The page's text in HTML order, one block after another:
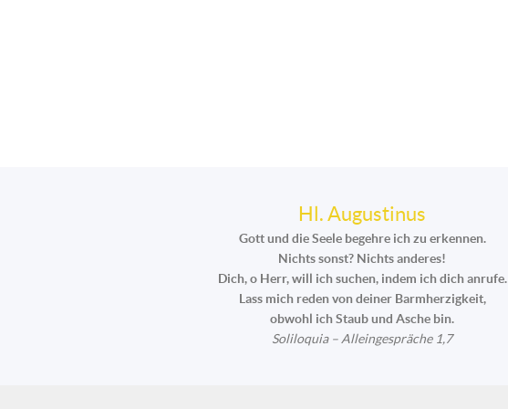
Hl. Augustinus
Gott und die Seele begehre ich zu erkennen.
Nichts sonst? Nichts anderes!
Dich, o Herr, will ich suchen, indem ich dich anrufe.
Lass mich reden von deiner Barmherzigkeit,
obwohl ich Staub und Asche bin.
Soliloquia – Alleingespräche 1,7